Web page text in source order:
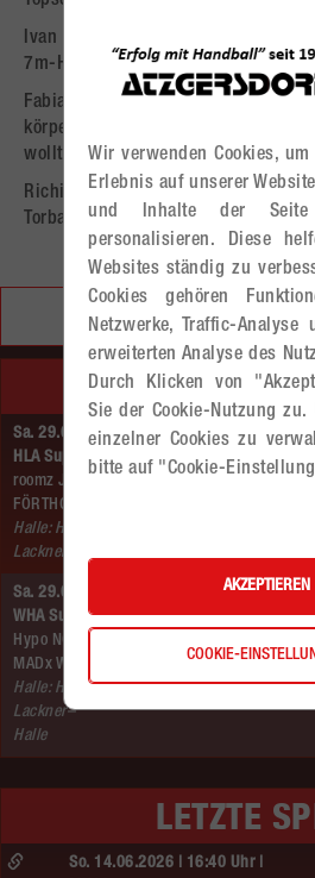
Ivan (2): Mit vollem Einsatz vorne
7m-Herausholer" zeigte er was für
Fabian: Unerschrocken zeigte er am
körperlich weit überlegenen Gegner
wollte.
Richi (1): Am Kreis gelang es ihm in
Torbann der Hausherren zu brechen.
NÄCHSTE
Sa. 29.08.2026 | 18:00 Uhr |
HLA Supercup
roomz JAGS Vöslau –
FÖRTHOF UHK KREMS
Halle: Hans–
Lackner Halle
Sa. 29.08.2026 | 20:25 Uhr |
WHA Supercup
Hypo NÖ –
MADx WAT Atzgersdorf
Halle: Hans–
Lackner–
Halle
LETZTE
So. 14.06.2026 | 16:40 Uhr |
Wir verwenden Cookies,
Erlebnis auf unserer
und Inhalte der
personalisieren. Diese
Websites ständig zu
Cookies gehören
Netzwerke, Traffic-Analyse
erweiterten Analyse des
Durch Klicken von
Sie der Cookie-Nutzung zu.
einzelner Cookies zu
bitte auf "Cookie-
AKZEPTIEREN
COOKIE-